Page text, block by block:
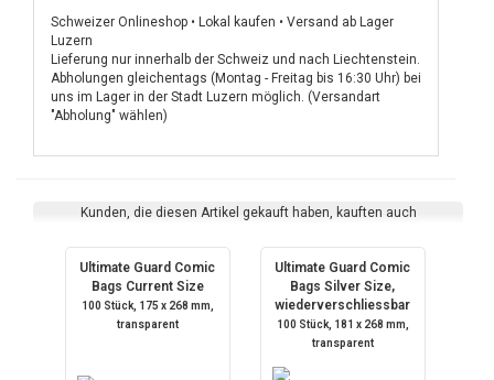
Schweizer Onlineshop • Lokal kaufen • Versand ab Lager
Luzern
Lieferung nur innerhalb der Schweiz und nach Liechtenstein.
Abholungen gleichentags (Montag - Freitag bis 16:30 Uhr) bei
uns im Lager in der Stadt Luzern möglich. (Versandart
"Abholung" wählen)
Kunden, die diesen Artikel gekauft haben, kauften auch
Ultimate Guard Comic
Bags Current Size
100 Stück, 175 x 268 mm,
transparent
Ultimate Guard Comic
Bags Silver Size,
wiederverschliessbar
100 Stück, 181 x 268 mm,
transparent